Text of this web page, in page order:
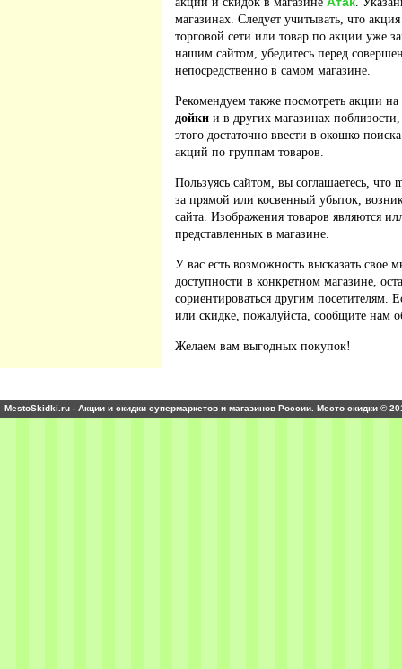
магазинах. Следует учитывать, что
торговой сети или товар по акции уже
нашим сайтом, убедитесь перед
непосредственно в самом магазине.
Рекомендуем также посмотреть акции
дойки и в других магазинах
этого достаточно ввести в окошко
акций по группам товаров.
Пользуясь сайтом, вы соглашаетесь, что
за прямой или косвенный убыток,
сайта. Изображения товаров являются
представленных в магазине.
У вас есть возможность высказать свое
доступности в конкретном магазине,
сориентироваться другим
или скидке, пожалуйста, сообщите нам
Желаем вам выгодных покупок!
MestoSkidki.ru - Акции и скидки супермаркетов и магазинов России. Место скидки ©